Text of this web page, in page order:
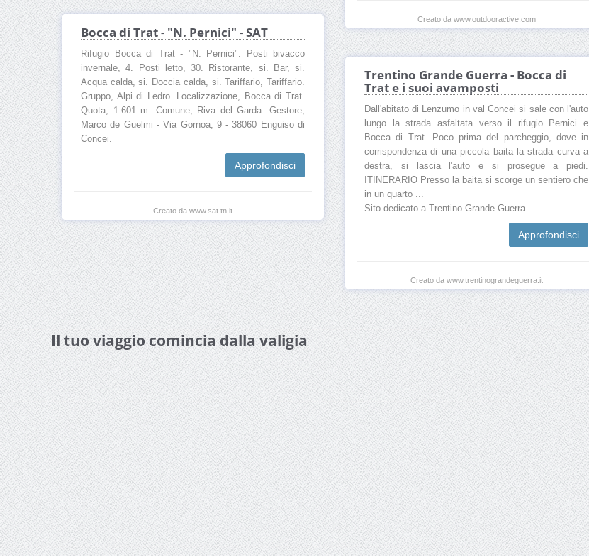
Creato da www.outdooractive.com
Bocca di Trat - "N. Pernici" - SAT
Rifugio Bocca di Trat - "N. Pernici". Posti bivacco
invernale, 4. Posti letto, 30. Ristorante, si. Bar, si.
Acqua calda, si. Doccia calda, si. Tariffario, Tariffario.
Gruppo, Alpi di Ledro. Localizzazione, Bocca di Trat.
Quota, 1.601 m. Comune, Riva del Garda. Gestore,
Marco de Guelmi - Via Gornoa, 9 - 38060 Enguiso di
Concei.
Approfondisci
Creato da www.sat.tn.it
Trentino Grande Guerra - Bocca di
Trat e i suoi avamposti
Dall'abitato di Lenzumo in val Concei si sale con l'auto
lungo la strada asfaltata verso il rifugio Pernici e
Bocca di Trat. Poco prima del parcheggio, dove in
corrispondenza di una piccola baita la strada curva a
destra, si lascia l'auto e si prosegue a piedi.
ITINERARIO Presso la baita si scorge un sentiero che
in un quarto ...
Sito dedicato a Trentino Grande Guerra
Approfondisci
Creato da www.trentinograndeguerra.it
Il tuo viaggio comincia dalla valigia